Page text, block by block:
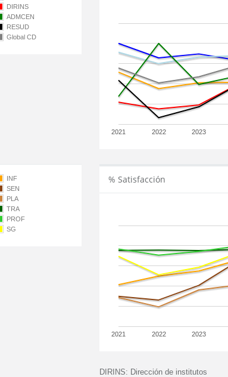
DIRINS
ADMCEN
RESUD
Global CD
2021 2022 2023
INF
SEN
PLA
TRA
PROF
SG
% Satisfacción
2021 2022 2023
DIRINS: Dirección de institutos